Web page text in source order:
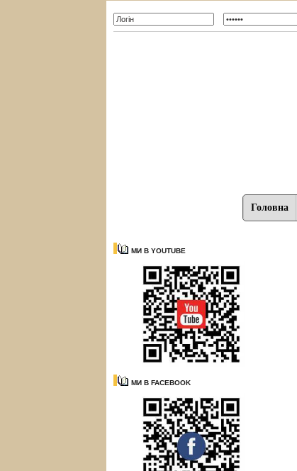
Головна
МИ В YOUTUBE
МИ В FACEBOOK